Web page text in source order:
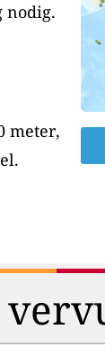
nodig.
meter,